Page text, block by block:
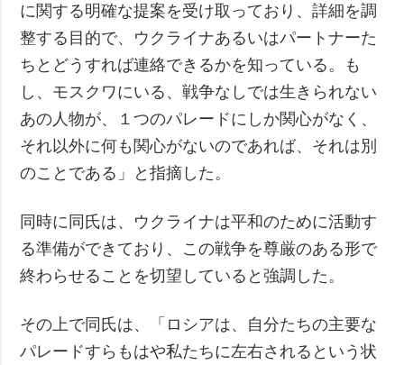
に関する明確な提案を受け取っており、詳細を調
整する目的で、ウクライナあるいはパートナーた
ちとどうすれば連絡できるかを知っている。も
し、モスクワにいる、戦争なしでは生きられない
あの人物が、１つのパレードにしか関心がなく、
それ以外に何も関心がないのであれば、それは別
のことである」と指摘した。
同時に同氏は、ウクライナは平和のために活動す
る準備ができており、この戦争を尊厳のある形で
終わらせることを切望していると強調した。
その上で同氏は、「ロシアは、自分たちの主要な
パレードすらもはや私たちに左右されるという状